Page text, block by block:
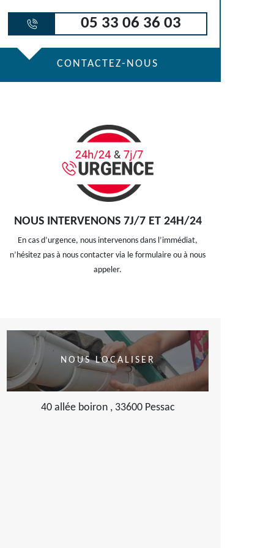
05 33 06 36 03
CONTACTEZ-NOUS
NOUS INTERVENONS 7J/7 ET 24H/24
En cas d’urgence, nous intervenons dans l’immédiat,
n’hésitez pas à nous contacter via le formulaire ou à nous
appeler.
NOUS LOCALISER
40 allée boiron , 33600 Pessac